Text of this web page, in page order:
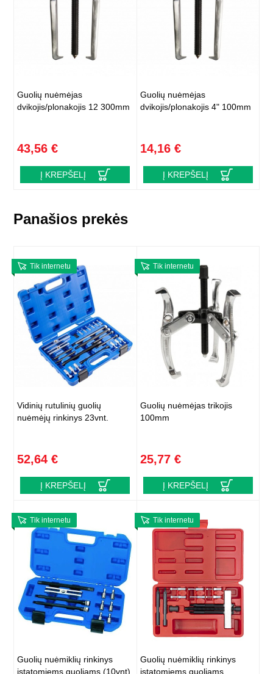
Guolių nuėmėjas
dvikojis/plonakojis 12 300mm
43,56 €
Į KREPŠELĮ
Guolių nuėmėjas
dvikojis/plonakojis 4" 100mm
14,16 €
Į KREPŠELĮ
Panašios prekės
Tik internetu
Vidinių rutulinių guolių
nuėmėjų rinkinys 23vnt.
52,64 €
Į KREPŠELĮ
Tik internetu
Guolių nuėmėjas trikojis
100mm
25,77 €
Į KREPŠELĮ
Tik internetu
Guolių nuėmiklių rinkinys
įstatomiems guoliams (10vnt)
Tik internetu
Guolių nuėmiklių rinkinys
įstatomiems guoliams